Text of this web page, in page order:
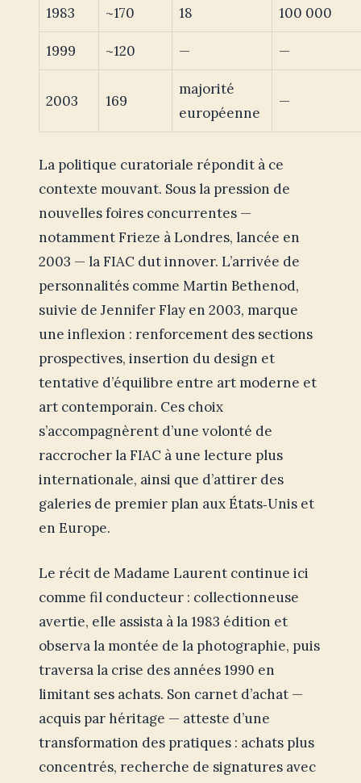
1983 ~170 18 100 000
1999 ~120 — —
2003 169
majorité
européenne
—
La politique curatoriale répondit à ce
contexte mouvant. Sous la pression de
nouvelles foires concurrentes —
notamment Frieze à Londres, lancée en
2003 — la FIAC dut innover. L’arrivée de
personnalités comme Martin Bethenod,
suivie de Jennifer Flay en 2003, marque
une inflexion : renforcement des sections
prospectives, insertion du design et
tentative d’équilibre entre art moderne et
art contemporain. Ces choix
s’accompagnèrent d’une volonté de
raccrocher la FIAC à une lecture plus
internationale, ainsi que d’attirer des
galeries de premier plan aux États‑Unis et
en Europe.
Le récit de Madame Laurent continue ici
comme fil conducteur : collectionneuse
avertie, elle assista à la 1983 édition et
observa la montée de la photographie, puis
traversa la crise des années 1990 en
limitant ses achats. Son carnet d’achat —
acquis par héritage — atteste d’une
transformation des pratiques : achats plus
concentrés, recherche de signatures avec